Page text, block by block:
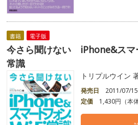
書籍 電子版
今さら聞けない iPhone&スマ
常識
トリプルウイン
発売日
2011/07/15
定価
1,430円（本